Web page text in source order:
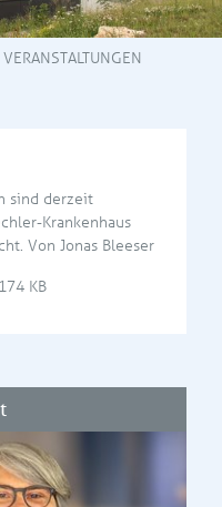
VERANSTALTUNGEN
sind derzeit
Krankenhaus
Von Jonas Bleeser
174 KB